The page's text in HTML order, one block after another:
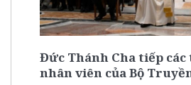
Đức Thánh Cha tiếp
nhân viên của Bộ